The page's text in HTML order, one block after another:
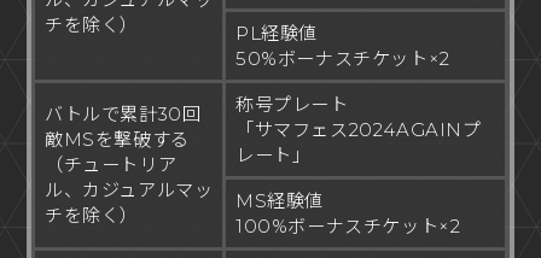
チを除く）
PL経験値
50%ボーナスチケット×2
バトルで累計30回
敵MSを撃破する
（チュートリア
ル、カジュアルマッ
チを除く）
称号プレート
「サマフェス2024AGAINプ
レート」
MS経験値
100%ボーナスチケット×2